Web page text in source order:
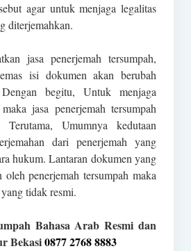
agar untuk menjaga legalitas
diterjemahkan.
jasa penerjemah tersumpah,
isi dokumen akan berubah
begitu, Untuk menjaga
jasa penerjemah tersumpah
Umumnya kedutaan
dari penerjemah yang
hukum. Lantaran dokumen yang
penerjemah tersumpah maka
tidak resmi.
Bahasa Arab Resmi dan
Bekasi0877 2768 8883